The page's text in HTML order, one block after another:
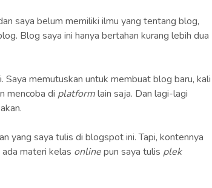
saya belum memiliki ilmu yang tentang blog,
Blog saya ini hanya bertahan kurang lebih dua
memutuskan untuk membuat blog baru, kali
mencoba di platformlain saja. Dan lagi-lagi
yang saya tulis di blogspot ini. Tapi, kontennya
materi kelas onlinepun saya tulis plek